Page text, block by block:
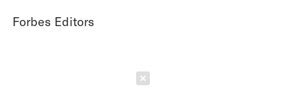
Forbes Editors